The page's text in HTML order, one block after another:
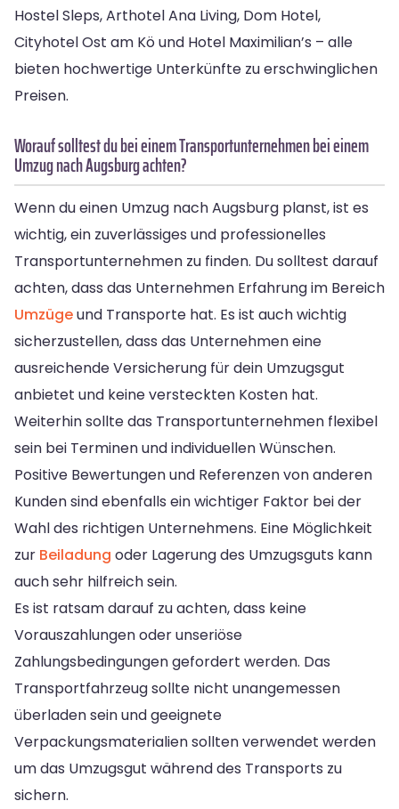
Hostel Sleps, Arthotel Ana Living, Dom Hotel,
Cityhotel Ost am Kö und Hotel Maximilian’s – alle
bieten hochwertige Unterkünfte zu erschwinglichen
Preisen.
Worauf solltest du bei einem Transportunternehmen bei einem
Umzug nach Augsburg achten?
Wenn du einen Umzug nach Augsburg planst, ist es
wichtig, ein zuverlässiges und professionelles
Transportunternehmen zu finden. Du solltest darauf
achten, dass das Unternehmen Erfahrung im Bereich
Umzügeund Transporte hat. Es ist auch wichtig
sicherzustellen, dass das Unternehmen eine
ausreichende Versicherung für dein Umzugsgut
anbietet und keine versteckten Kosten hat.
Weiterhin sollte das Transportunternehmen flexibel
sein bei Terminen und individuellen Wünschen.
Positive Bewertungen und Referenzen von anderen
Kunden sind ebenfalls ein wichtiger Faktor bei der
Wahl des richtigen Unternehmens. Eine Möglichkeit
zur Beiladung oder Lagerung des Umzugsguts kann
auch sehr hilfreich sein.
Es ist ratsam darauf zu achten, dass keine
Vorauszahlungen oder unseriöse
Zahlungsbedingungen gefordert werden. Das
Transportfahrzeug sollte nicht unangemessen
überladen sein und geeignete
Verpackungsmaterialien sollten verwendet werden
um das Umzugsgut während des Transports zu
sichern.